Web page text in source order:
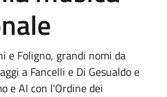
e Foligno, grandi nomi da
a Fancelli e Di Gesualdo e
e AI con l'Ordine dei